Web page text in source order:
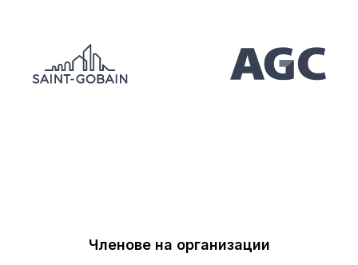
Членове на организации